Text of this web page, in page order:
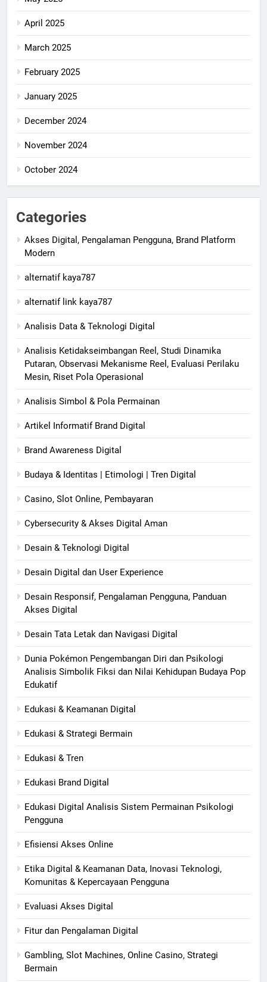
April 2025
March 2025
February 2025
January 2025
December 2024
November 2024
October 2024
Categories
Akses Digital, Pengalaman Pengguna, Brand Platform
Modern
alternatif kaya787
alternatif link kaya787
Analisis Data & Teknologi Digital
Analisis Ketidakseimbangan Reel, Studi Dinamika
Putaran, Observasi Mekanisme Reel, Evaluasi Perilaku
Mesin, Riset Pola Operasional
Analisis Simbol & Pola Permainan
Artikel Informatif Brand Digital
Brand Awareness Digital
Budaya & Identitas | Etimologi | Tren Digital
Casino, Slot Online, Pembayaran
Cybersecurity & Akses Digital Aman
Desain & Teknologi Digital
Desain Digital dan User Experience
Desain Responsif, Pengalaman Pengguna, Panduan
Akses Digital
Desain Tata Letak dan Navigasi Digital
Dunia Pokémon Pengembangan Diri dan Psikologi
Analisis Simbolik Fiksi dan Nilai Kehidupan Budaya Pop
Edukatif
Edukasi & Keamanan Digital
Edukasi & Strategi Bermain
Edukasi & Tren
Edukasi Brand Digital
Edukasi Digital Analisis Sistem Permainan Psikologi
Pengguna
Efisiensi Akses Online
Etika Digital & Keamanan Data, Inovasi Teknologi,
Komunitas & Kepercayaan Pengguna
Evaluasi Akses Digital
Fitur dan Pengalaman Digital
Gambling, Slot Machines, Online Casino, Strategi
Bermain